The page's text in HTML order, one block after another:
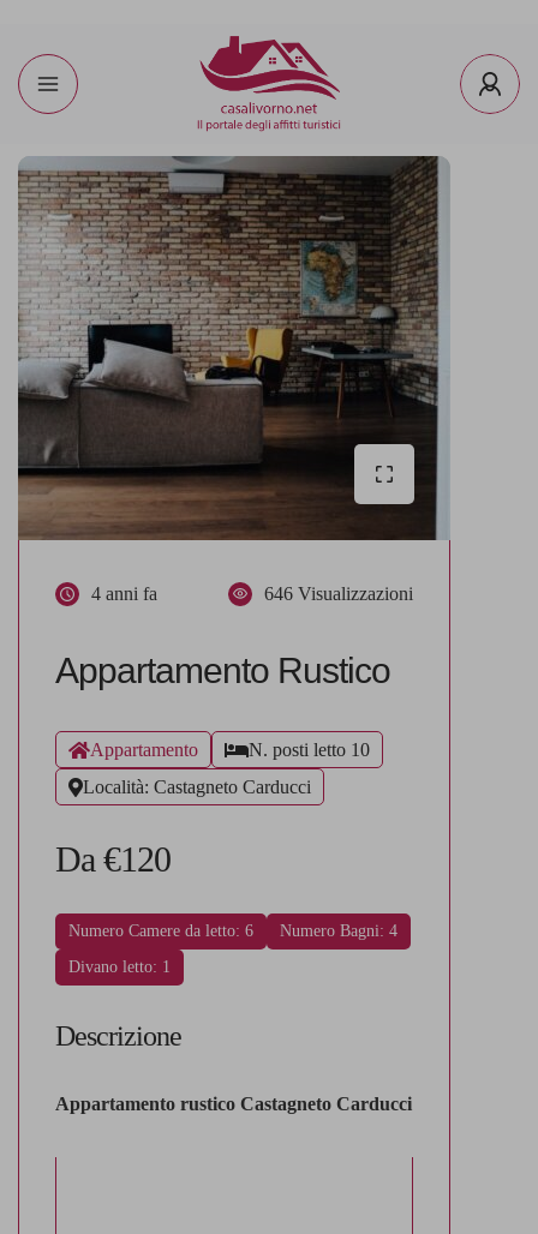
4 anni fa 646 Visualizzazioni
Appartamento Rustico
Appartamento
N. posti letto 10
Località: Castagneto Carducci
Da €120
Numero Camere da letto: 6
Numero Bagni: 4
Divano letto: 1
Descrizione
Appartamento rustico Castagneto Carducci